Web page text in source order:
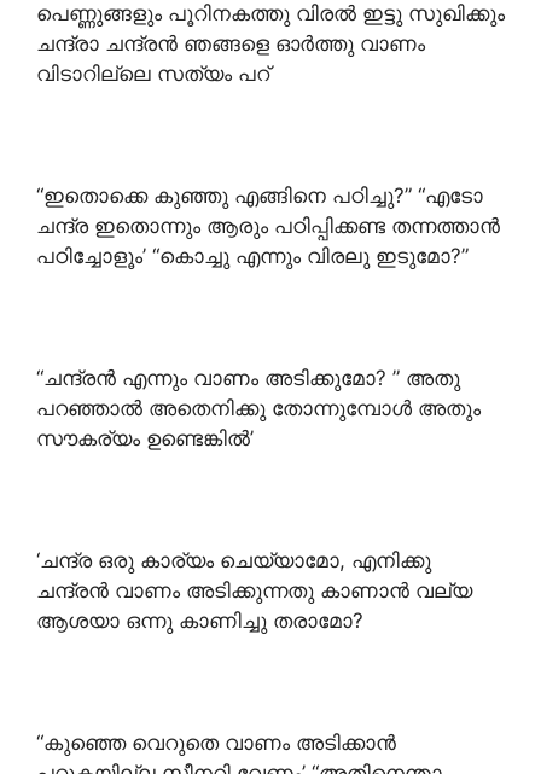
പെണ്ണുങ്ങളും പൂറിനകത്തു വിരൽ ഇട്ടു സുഖിക്കും
ചന്ദ്രാ ചന്ദ്രൻ ഞങ്ങളെ ഓർത്തു വാണം
വിടാറില്ലെ സത്യം പറ്
“ഇതൊക്കെ കുഞ്ഞു എങ്ങിനെ പഠിച്ചു?” “എടോ
ചന്ദ്ര ഇതൊന്നും ആരും പഠിപ്പിക്കണ്ട തന്നത്താൻ
പഠിച്ചോളൂം’ “കൊച്ചു എന്നും വിരലു ഇടുമോ?”
“ചന്ദ്രൻ എന്നും വാണം അടിക്കുമോ? ” അതു
പറഞ്ഞാൽ അതെനിക്കു തോന്നുമ്പോൾ അതും
സൗകര്യം ഉണ്ടെങ്കിൽ’
‘ചന്ദ്ര ഒരു കാര്യം ചെയ്യാമോ, എനിക്കു
ചന്ദ്രൻ വാണം അടിക്കുന്നതു കാണാൻ വല്യ
ആശയാ ഒന്നു കാണിച്ചു തരാമോ?
“കുഞ്ഞെ വെറുതെ വാണം അടിക്കാൻ